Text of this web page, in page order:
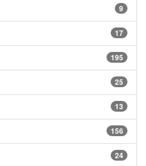
9
17
195
25
13
156
24